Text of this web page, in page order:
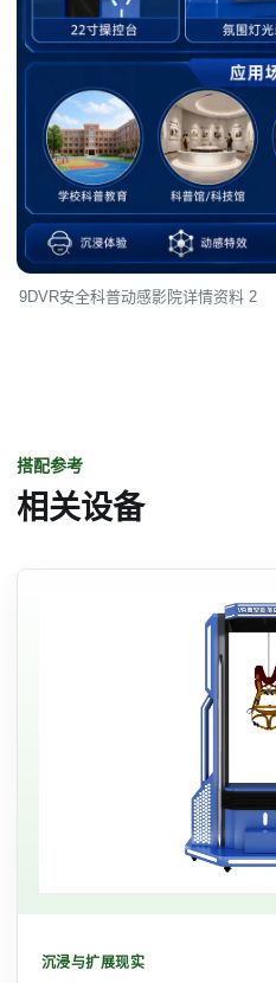
9DVR安全科普动感影院详情资料 2
搭配参考
相关设备
沉浸与扩展现实